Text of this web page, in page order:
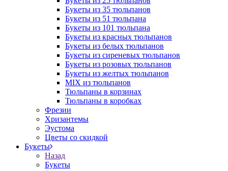
Букеты из 35 тюльпанов
Букеты из 51 тюльпана
Букеты из 101 тюльпана
Букеты из красных тюльпанов
Букеты из белых тюльпанов
Букеты из сиреневых тюльпанов
Букеты из розовых тюльпанов
Букеты из желтых тюльпанов
MIX из тюльпанов
Тюльпаны в корзинах
Тюльпаны в коробках
Фрезии
Хризантемы
Эустома
Цветы со скидкой
Букеты
Назад
Букеты